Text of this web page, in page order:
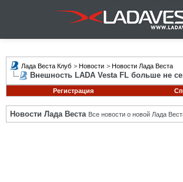
Лада Веста Клуб > Новости > Новости Лада Веста
Внешность LADA Vesta FL больше не
Регистрация
Новости Лада Веста Все новости о новой Лада